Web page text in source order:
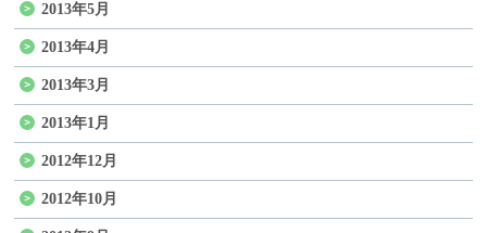
2013年5月
2013年4月
2013年3月
2013年1月
2012年12月
2012年10月